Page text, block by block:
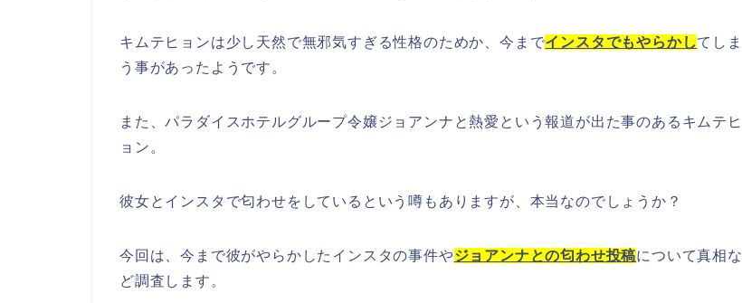
キムテヒョンは少し天然で無邪気すぎる性格のためか、今までインスタでもやらかしてしま
う事があったようです。
また、パラダイスホテルグループ令嬢ジョアンナと熱愛という報道が出た事のあるキムテヒ
ョン。
彼女とインスタで匂わせをしているという噂もありますが、本当なのでしょうか？
今回は、今まで彼がやらかしたインスタの事件やジョアンナとの匂わせ投稿について真相な
ど調査します。